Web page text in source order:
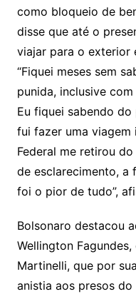
como bloqueio de
disse que até o
viajar para o exterior
“Fiquei meses sem
punida, inclusive
Eu fiquei sabendo
fui fazer uma viagem
Federal me retirou
de esclarecimento, a
foi o pior de tudo”,
Bolsonaro destacou
Wellington
Martinelli, que por
anistia aos presos